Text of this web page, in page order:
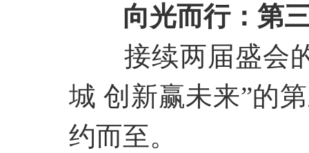
向光而行：第
接续两届盛会
城 创新赢未来”的
约而至。